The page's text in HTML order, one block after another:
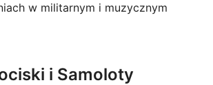
w militarnym i muzycznym
i Samoloty